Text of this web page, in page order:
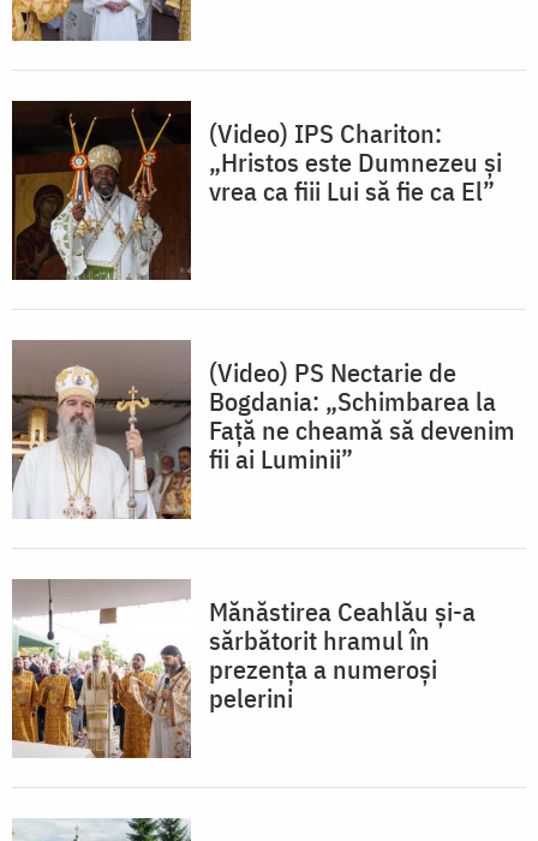
(Video) IPS Chariton:
„Hristos este Dumnezeu și
vrea ca fiii Lui să fie ca El”
(Video) PS Nectarie de
Bogdania: „Schimbarea la
Față ne cheamă să devenim
fii ai Luminii”
Mănăstirea Ceahlău și-a
sărbătorit hramul în
prezența a numeroși
pelerini